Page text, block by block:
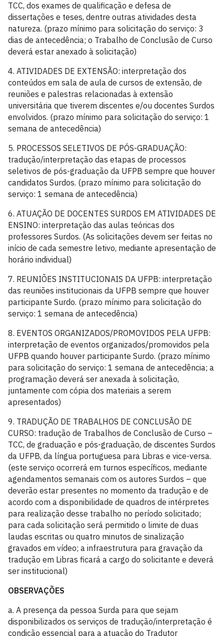
TCC, dos exames de qualificação e defesa de
dissertações e teses, dentre outras atividades desta
natureza. (prazo mínimo para solicitação do serviço: 3
dias de antecedência; o Trabalho de Conclusão de Curso
deverá estar anexado à solicitação)
4. ATIVIDADES DE EXTENSÃO: interpretação dos
conteúdos em sala de aula de cursos de extensão, de
reuniões e palestras relacionadas à extensão
universitária que tiverem discentes e/ou docentes Surdos
envolvidos. (prazo mínimo para solicitação do serviço: 1
semana de antecedência)
5. PROCESSOS SELETIVOS DE PÓS-GRADUAÇÃO:
tradução/interpretação das etapas de processos
seletivos de pós-graduação da UFPB sempre que houver
candidatos Surdos. (prazo mínimo para solicitação do
serviço: 1 semana de antecedência)
6. ATUAÇÃO DE DOCENTES SURDOS EM ATIVIDADES DE
ENSINO: interpretação das aulas teóricas dos
professores Surdos. (As solicitações devem ser feitas no
início de cada semestre letivo, mediante apresentação de
horário individual)
7. REUNIÕES INSTITUCIONAIS DA UFPB: interpretação
das reuniões institucionais da UFPB sempre que houver
participante Surdo. (prazo mínimo para solicitação do
serviço: 1 semana de antecedência)
8. EVENTOS ORGANIZADOS/PROMOVIDOS PELA UFPB:
interpretação de eventos organizados/promovidos pela
UFPB quando houver participante Surdo. (prazo mínimo
para solicitação do serviço: 1 semana de antecedência; a
programação deverá ser anexada à solicitação,
juntamente com cópia dos materiais a serem
apresentados)
9. TRADUÇÃO DE TRABALHOS DE CONCLUSÃO DE
CURSO: tradução de Trabalhos de Conclusão de Curso –
TCC, de graduação e pós-graduação, de discentes Surdos
da UFPB, da língua portuguesa para Libras e vice-versa.
(este serviço ocorrerá em turnos específicos, mediante
agendamentos semanais com os autores Surdos – que
deverão estar presentes no momento da tradução e de
acordo com a disponibilidade de quadros de intérpretes
para realização desse trabalho no período solicitado;
para cada solicitação será permitido o limite de duas
laudas escritas ou quatro minutos de sinalização
gravados em vídeo; a infraestrutura para gravação da
tradução em Libras ficará a cargo do solicitante e deverá
ser institucional)
OBSERVAÇÕES
a. A presença da pessoa Surda para que sejam
disponibilizados os serviços de tradução/interpretação é
condição essencial para a atuação do Tradutor